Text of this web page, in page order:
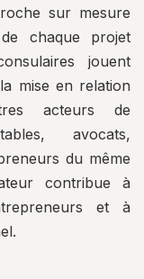
sur mesure
chaque projet
jouent
mise en relation
acteurs de
avocats,
du même
contribue à
et à